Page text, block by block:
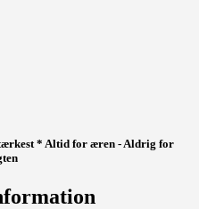
* Altid for æren - Aldrig for